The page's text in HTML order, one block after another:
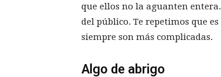
que ellos no la aguanten
del público. Te repetimos que
siempre son más complicadas.
Algo de abrigo